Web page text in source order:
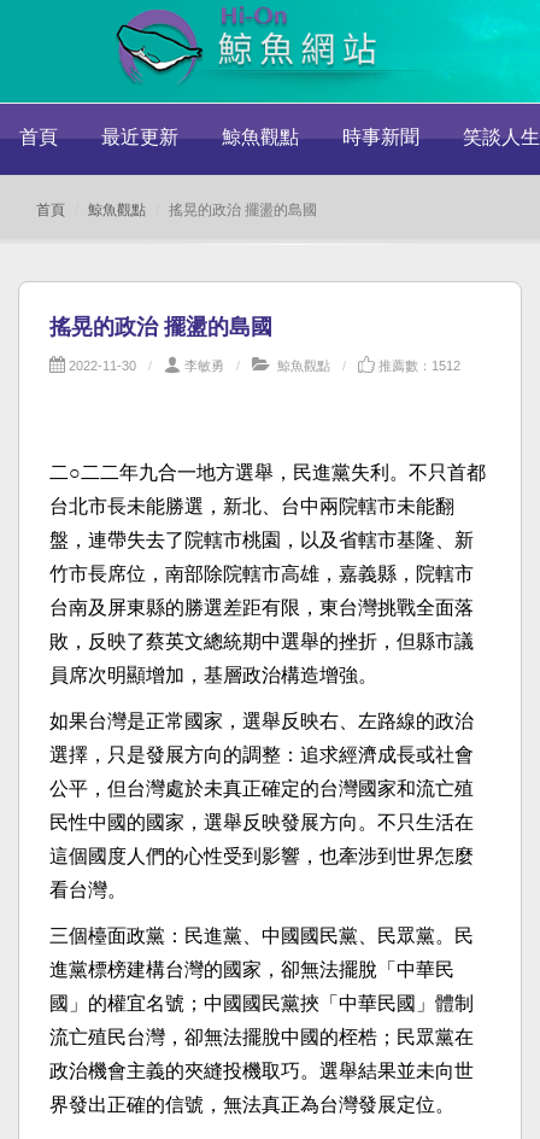
首頁 最近更新 鯨魚觀點 時事新聞 笑談人生
首頁 鯨魚觀點 搖晃的政治 擺盪的島國
搖晃的政治 擺盪的島國
2022-11-30 李敏勇 鯨魚觀點 推薦數：1512
二○二二年九合一地方選舉，民進黨失利。不只首都
台北市長未能勝選，新北、台中兩院轄市未能翻
盤，連帶失去了院轄市桃園，以及省轄市基隆、新
竹市長席位，南部除院轄市高雄，嘉義縣，院轄市
台南及屏東縣的勝選差距有限，東台灣挑戰全面落
敗，反映了蔡英文總統期中選舉的挫折，但縣市議
員席次明顯增加，基層政治構造增強。
如果台灣是正常國家，選舉反映右、左路線的政治
選擇，只是發展方向的調整：追求經濟成長或社會
公平，但台灣處於未真正確定的台灣國家和流亡殖
民性中國的國家，選舉反映發展方向。不只生活在
這個國度人們的心性受到影響，也牽涉到世界怎麼
看台灣。
三個檯面政黨：民進黨、中國國民黨、民眾黨。民
進黨標榜建構台灣的國家，卻無法擺脫「中華民
國」的權宜名號；中國國民黨挾「中華民國」體制
流亡殖民台灣，卻無法擺脫中國的桎梏；民眾黨在
政治機會主義的夾縫投機取巧。選舉結果並未向世
界發出正確的信號，無法真正為台灣發展定位。